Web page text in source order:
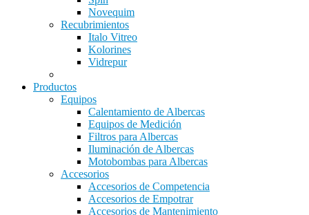
Novequim
Recubrimientos
Italo Vitreo
Kolorines
Vidrepur
Productos
Equipos
Calentamiento de Albercas
Equipos de Medición
Filtros para Albercas
Iluminación de Albercas
Motobombas para Albercas
Accesorios
Accesorios de Competencia
Accesorios de Empotrar
Accesorios de Mantenimiento